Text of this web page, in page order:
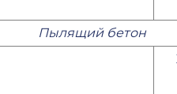
Пылящий бетон